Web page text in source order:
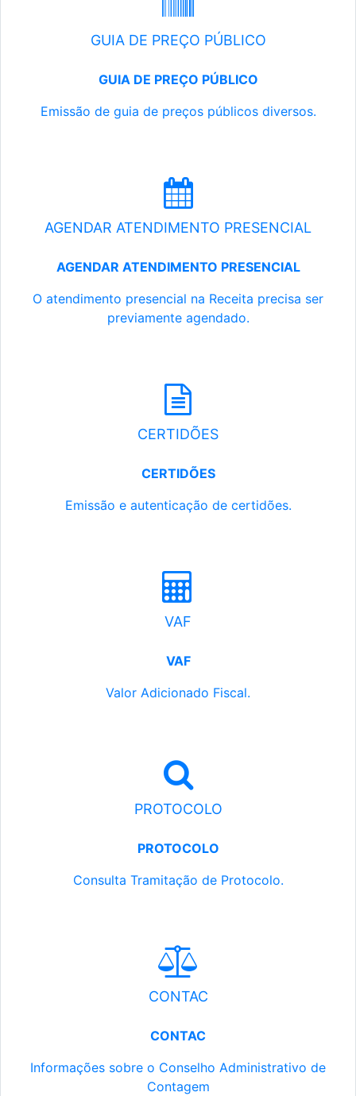
GUIA DE PREÇO PÚBLICO
GUIA DE PREÇO PÚBLICO
Emissão de guia de preços públicos diversos.
AGENDAR ATENDIMENTO PRESENCIAL
AGENDAR ATENDIMENTO PRESENCIAL
O atendimento presencial na Receita precisa ser
previamente agendado.
CERTIDÕES
CERTIDÕES
Emissão e autenticação de certidões.
VAF
VAF
Valor Adicionado Fiscal.
PROTOCOLO
PROTOCOLO
Consulta Tramitação de Protocolo.
CONTAC
CONTAC
Informações sobre o Conselho Administrativo de
Contagem